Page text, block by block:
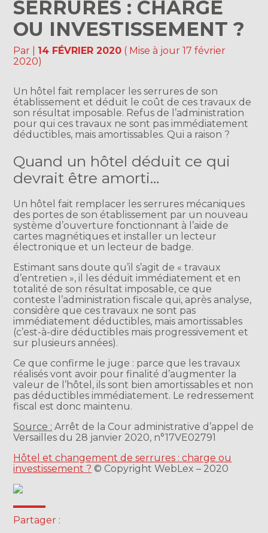
SERRURES : CHARGE
OU INVESTISSEMENT ?
Par 14 FÉVRIER 2020 ( Mise à jour 17 février
2020)
Un hôtel fait remplacer les serrures de son
établissement et déduit le coût de ces travaux de
son résultat imposable. Refus de l’administration
pour qui ces travaux ne sont pas immédiatement
déductibles, mais amortissables. Qui a raison ?
Quand un hôtel déduit ce qui
devrait être amorti…
Un hôtel fait remplacer les serrures mécaniques
des portes de son établissement par un nouveau
système d’ouverture fonctionnant à l’aide de
cartes magnétiques et installer un lecteur
électronique et un lecteur de badge.
Estimant sans doute qu’il s’agit de « travaux
d’entretien », il les déduit immédiatement et en
totalité de son résultat imposable, ce que
conteste l’administration fiscale qui, après analyse,
considère que ces travaux ne sont pas
immédiatement déductibles, mais amortissables
(c’est-à-dire déductibles mais progressivement et
sur plusieurs années).
Ce que confirme le juge : parce que les travaux
réalisés vont avoir pour finalité d’augmenter la
valeur de l’hôtel, ils sont bien amortissables et non
pas déductibles immédiatement. Le redressement
fiscal est donc maintenu.
Source : Arrêt de la Cour administrative d’appel de
Versailles du 28 janvier 2020, n°17VE02791
Hôtel et changement de serrures : charge ou
investissement ? © Copyright WebLex – 2020
Partager :